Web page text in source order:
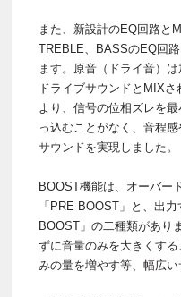
また、新設計のEQ回路と
TREBLE、BASSのEQ回
ます。原音（ドライ音）
ドライブサウンドとMIX
より、信号の位相ズレを
っ込むことがなく、音程
サウンドを実現しました。
BOOST機能は、オーバー
「PRE BOOST」と、出
BOOST」の二種類があり
ずに音量のみを大きくす
みの量を増やす等、幅広い